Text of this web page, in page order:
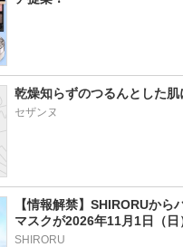
乾燥知らずのつるんとした肌
セザンヌ
【情報解禁】SHIRORUから
マスクが2026年11月1日（日
SHIRORU